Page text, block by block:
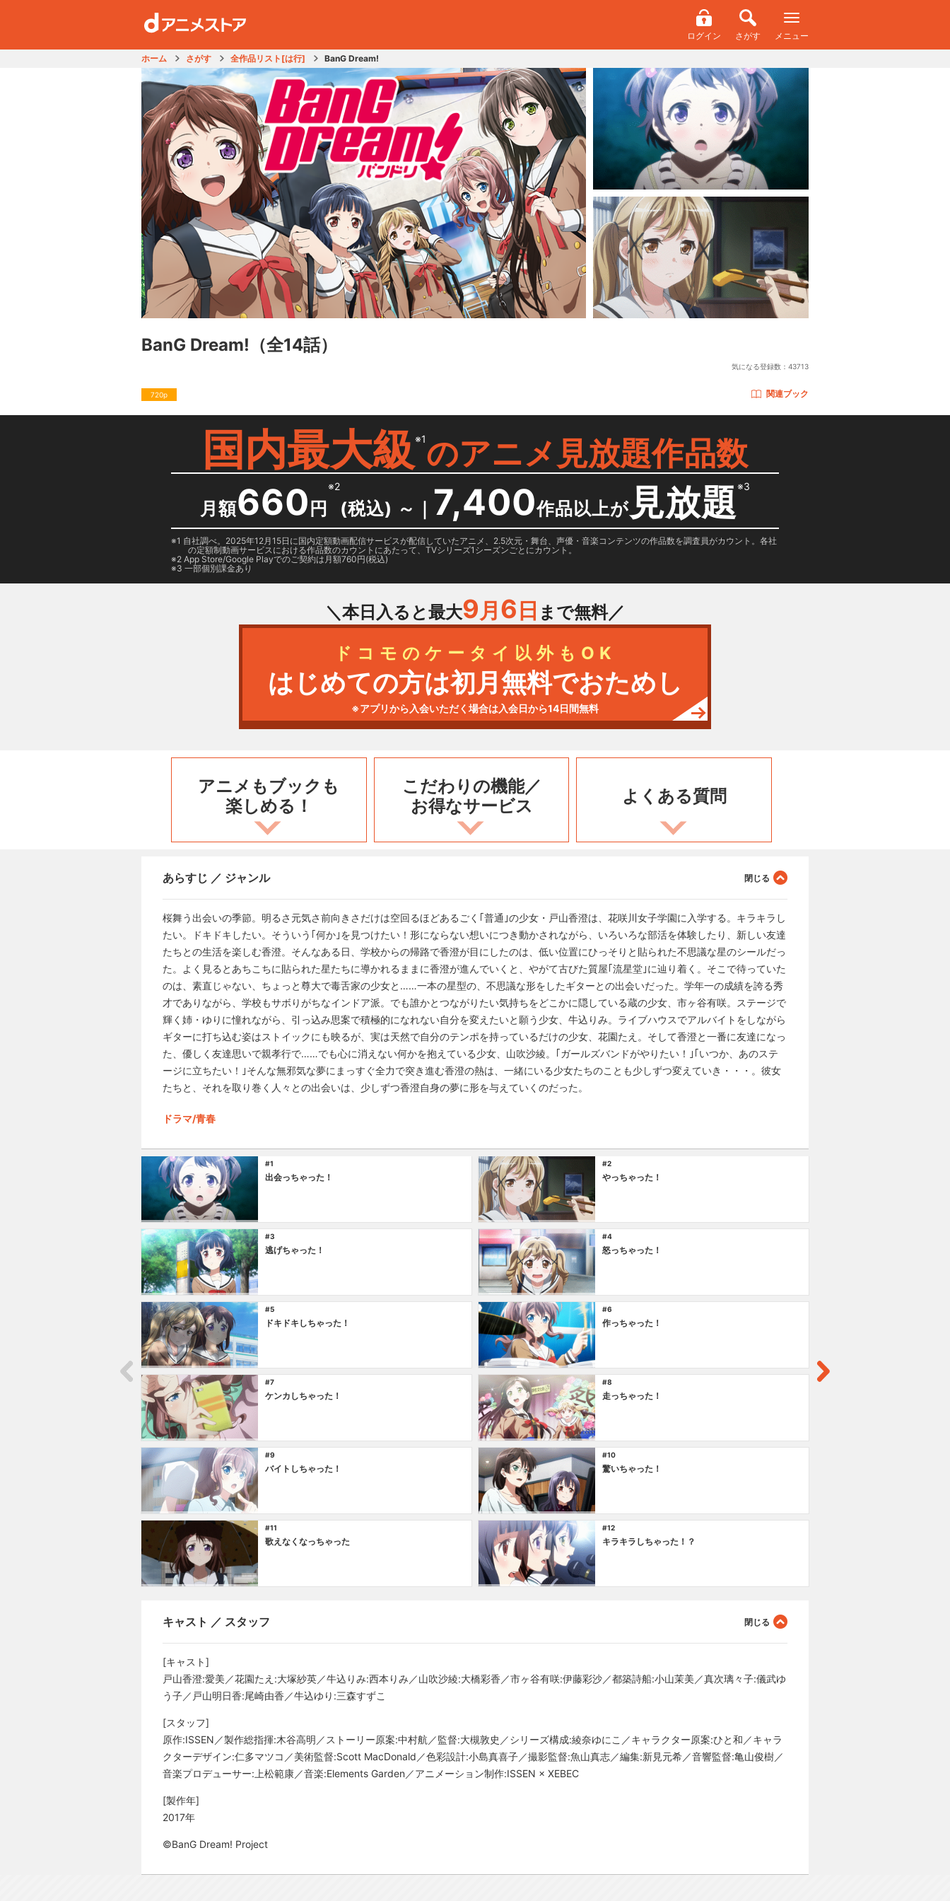
ログイン さがす メニュー
ホーム さがす 全作品リスト[は行] BanG Dream!
BanG Dream! （全14話）
気になる登録数： 43713
720p 関連ブック
国内最大級 ※1のアニメ見放題作品数
月額660 円
※2
(税込) ～ ｜ 7,400作品以上が 見放題※3
1 自社調べ。2025年12月15日に国内定額動画配信サービスが配信していたアニメ、2.5次元・舞台、声優・音楽コンテンツの作品数を調査員がカウント。各社
の定額制動画サービスにおける作品数のカウントにあたって、TVシリーズ1シーズンごとにカウント。
2 App Store/Google Playでのご契約は月額760円(税込)
3 一部個別課金あり
＼本日入ると最大9月 6 日 まで無料／
ドコモのケータイ以外もOK
はじめての方は初月無料でおためし
※アプリから入会いただく場合は入会日から14日間無料
アニメもブックも
楽しめる！
こだわりの機能／
お得なサービス
よくある質問
あらすじ ／ ジャンル
桜舞う出会いの季節。明るさ元気さ前向きさだけは空回るほどあるごく｢普通｣の少女・戸山香澄は、花咲川女子学園に入学する。キラキラし
たい。ドキドキしたい。そういう｢何か｣を見つけたい！形にならない想いにつき動かされながら、いろいろな部活を体験したり、新しい友達
たちとの生活を楽しむ香澄。そんなある日、学校からの帰路で香澄が目にしたのは、低い位置にひっそりと貼られた不思議な星のシールだっ
た。よく見るとあちこちに貼られた星たちに導かれるままに香澄が進んでいくと、やがて古びた質屋｢流星堂｣に辿り着く。そこで待っていた
のは、素直じゃない、ちょっと尊大で毒舌家の少女と……一本の星型の、不思議な形をしたギターとの出会いだった。学年一の成績を誇る秀
才でありながら、学校もサボりがちなインドア派。でも誰かとつながりたい気持ちをどこかに隠している蔵の少女、市ヶ谷有咲。ステージで
輝く姉・ゆりに憧れながら、引っ込み思案で積極的になれない自分を変えたいと願う少女、牛込りみ。ライブハウスでアルバイトをしながら
ギターに打ち込む姿はストイックにも映るが、実は天然で自分のテンポを持っているだけの少女、花園たえ。そして香澄と一番に友達になっ
た、優しく友達思いで親孝行で……でも心に消えない何かを抱えている少女、山吹沙綾。｢ガールズバンドがやりたい！｣｢いつか、あのステ
ージに立ちたい！｣そんな無邪気な夢にまっすぐ全力で突き進む香澄の熱は、一緒にいる少女たちのことも少しずつ変えていき・・・。彼女
たちと、それを取り巻く人々との出会いは、少しずつ香澄自身の夢に形を与えていくのだった。
ドラマ/青春
#1
出会っちゃった！
#2
やっちゃった！
#3
逃げちゃった！
#4
怒っちゃった！
#5
ドキドキしちゃった！
#6
作っちゃった！
#7
ケンカしちゃった！
#8
走っちゃった！
#9
バイトしちゃった！
#10
驚いちゃった！
#11
歌えなくなっちゃった
#12
キラキラしちゃった！？
キャスト ／ スタッフ
[キャスト]
戸山香澄:愛美／花園たえ:大塚紗英／牛込りみ:西本りみ／山吹沙綾:大橋彩香／市ヶ谷有咲:伊藤彩沙／都築詩船:小山茉美／真次璃々子:儀武ゆ
う子／戸山明日香:尾崎由香／牛込ゆり:三森すずこ
[スタッフ]
原作:ISSEN／製作総指揮:木谷高明／ストーリー原案:中村航／監督:大槻敦史／シリーズ構成:綾奈ゆにこ／キャラクター原案:ひと和／キャラ
クターデザイン:仁多マツコ／美術監督:Scott MacDonald／色彩設計:小島真喜子／撮影監督:魚山真志／編集:新見元希／音響監督:亀山俊樹／
音楽プロデューサー:上松範康／音楽:Elements Garden／アニメーション制作:ISSEN × XEBEC
[製作年]
2017年
©BanG Dream! Project